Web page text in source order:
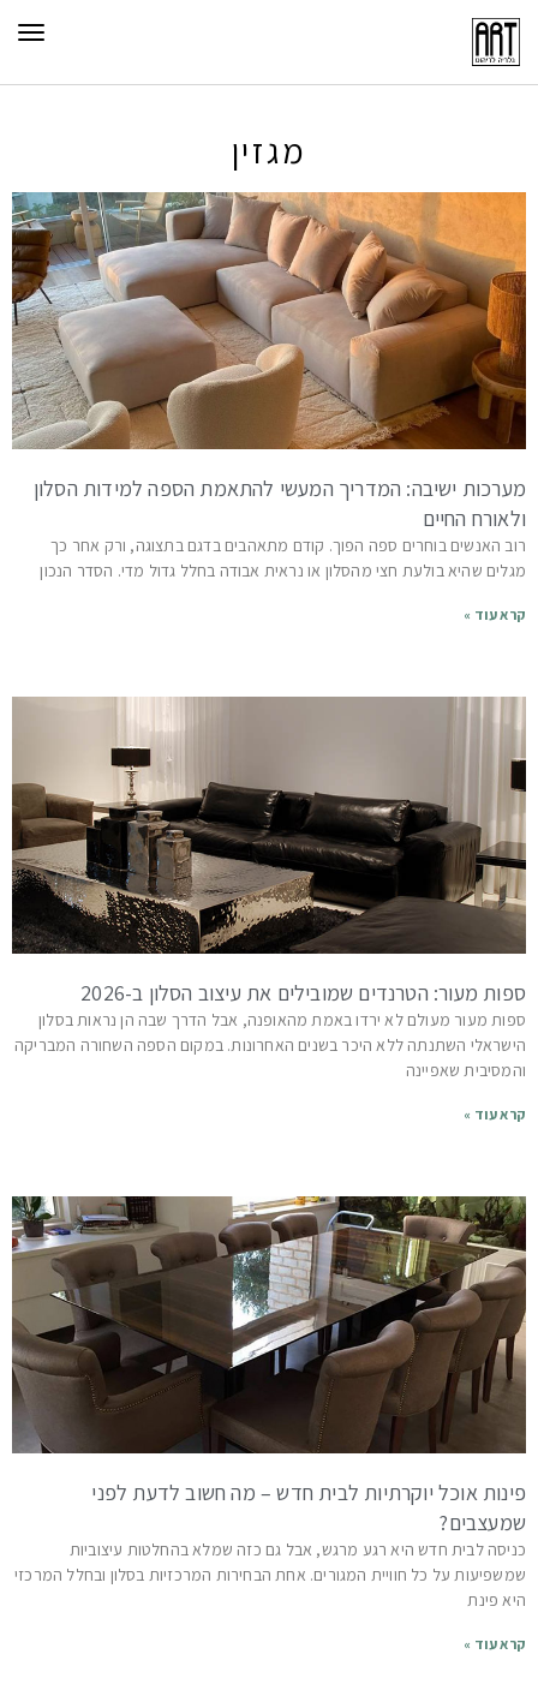
מגזין
מערכות ישיבה: המדריך המעשי להתאמת הספה למידות הסלון
ולאורח החיים
רוב האנשים בוחרים ספה הפוך. קודם מתאהבים בדגם בתצוגה, ורק אחר כך
מגלים שהיא בולעת חצי מהסלון או נראית אבודה בחלל גדול מדי. הסדר הנכון
קרא עוד »
ספות מעור: הטרנדים שמובילים את עיצוב הסלון ב-2026
ספות מעור מעולם לא ירדו באמת מהאופנה, אבל הדרך שבה הן נראות בסלון
הישראלי השתנתה ללא היכר בשנים האחרונות. במקום הספה השחורה המבריקה
והמסיבית שאפיינה
קרא עוד »
פינות אוכל יוקרתיות לבית חדש – מה חשוב לדעת לפני
שמעצבים?
כניסה לבית חדש היא רגע מרגש, אבל גם כזה שמלא בהחלטות עיצוביות
שמשפיעות על כל חוויית המגורים. אחת הבחירות המרכזיות בסלון ובחלל המרכזי
היא פינת
קרא עוד »